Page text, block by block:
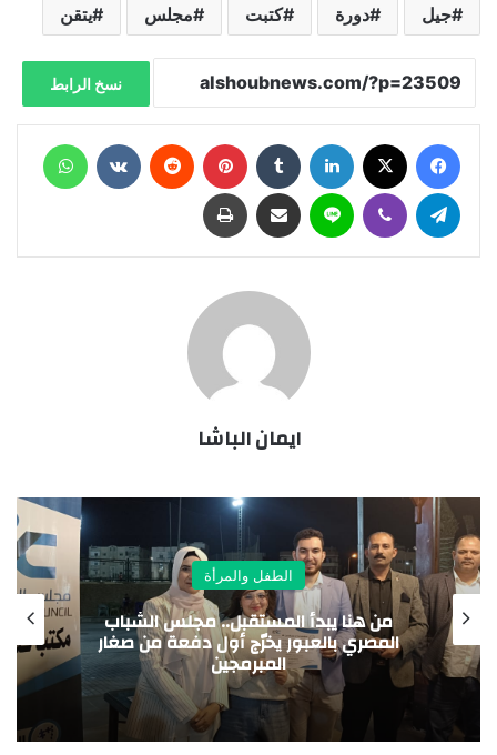
جيل دورة كتبت مجلس يتقن
نسخ الرابط
ايمان الباشا
الطفل والمرأة
«مايا مرسي»: زيارات للطلاب “أبناء أسر تكافل
وكرامة” إلى المتحف المصري الكبير عقب
افتتاحه